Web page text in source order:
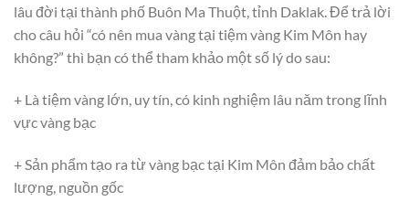
lâu đời tại thành phố Buôn Ma Thuột, tỉnh Daklak. Để trả lời
cho câu hỏi “có nên mua vàng tại tiệm vàng Kim Môn hay
không?” thì bạn có thể tham khảo một số lý do sau:
+ Là tiệm vàng lớn, uy tín, có kinh nghiệm lâu năm trong lĩnh
vực vàng bạc
+ Sản phẩm tạo ra từ vàng bạc tại Kim Môn đảm bảo chất
lượng, nguồn gốc